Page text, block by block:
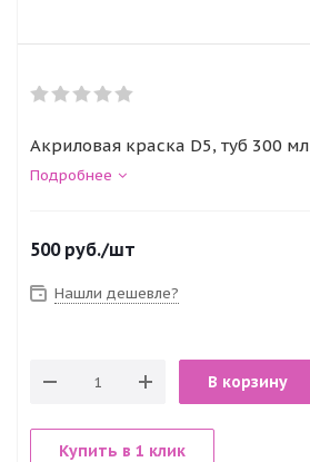
Акриловая краска D5, туб 300 мл
Подробнее
500руб./шт
Нашли дешевле?
В корзину
Купить в 1 клик